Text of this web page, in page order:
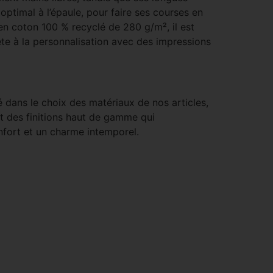
à l’épaule, pour faire ses courses en
coton 100 % recyclé de 280 g/m², il est
à la personnalisation avec des impressions
le choix des matériaux de nos articles,
des finitions haut de gamme qui
et un charme intemporel.